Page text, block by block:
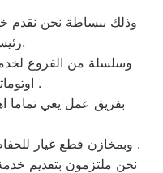
وذلك ببساطة نحن نقدم
رئيسي بالاسكندرية.
وسلسلة من الفروع
اوتوماتيك وتحميل امامي .
بفريق عمل يعي تماما
وبمخازن قطع غيار للحفاظ علي منتجات فاجور دائما بالمقدمة .
نحن ملتزمون بتقديم